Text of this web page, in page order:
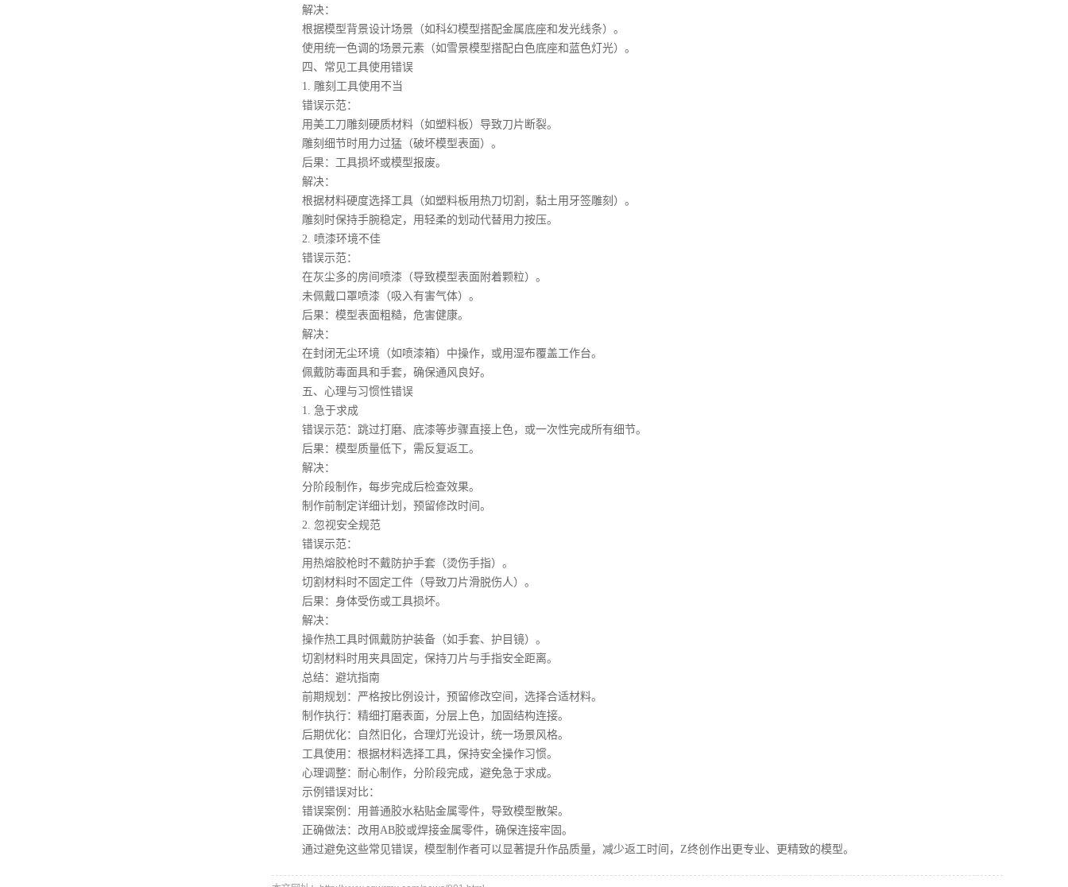
解决：
根据模型背景设计场景（如科幻模型搭配金属底座和发光线条）。
使用统一色调的场景元素（如雪景模型搭配白色底座和蓝色灯光）。
四、常见工具使用错误
1. 雕刻工具使用不当
错误示范：
用美工刀雕刻硬质材料（如塑料板）导致刀片断裂。
雕刻细节时用力过猛（破坏模型表面）。
后果：工具损坏或模型报废。
解决：
根据材料硬度选择工具（如塑料板用热刀切割，黏土用牙签雕刻）。
雕刻时保持手腕稳定，用轻柔的划动代替用力按压。
2. 喷漆环境不佳
错误示范：
在灰尘多的房间喷漆（导致模型表面附着颗粒）。
未佩戴口罩喷漆（吸入有害气体）。
后果：模型表面粗糙，危害健康。
解决：
在封闭无尘环境（如喷漆箱）中操作，或用湿布覆盖工作台。
佩戴防毒面具和手套，确保通风良好。
五、心理与习惯性错误
1. 急于求成
错误示范：跳过打磨、底漆等步骤直接上色，或一次性完成所有细节。
后果：模型质量低下，需反复返工。
解决：
分阶段制作，每步完成后检查效果。
制作前制定详细计划，预留修改时间。
2. 忽视安全规范
错误示范：
用热熔胶枪时不戴防护手套（烫伤手指）。
切割材料时不固定工件（导致刀片滑脱伤人）。
后果：身体受伤或工具损坏。
解决：
操作热工具时佩戴防护装备（如手套、护目镜）。
切割材料时用夹具固定，保持刀片与手指安全距离。
总结：避坑指南
前期规划：严格按比例设计，预留修改空间，选择合适材料。
制作执行：精细打磨表面，分层上色，加固结构连接。
后期优化：自然旧化，合理灯光设计，统一场景风格。
工具使用：根据材料选择工具，保持安全操作习惯。
心理调整：耐心制作，分阶段完成，避免急于求成。
示例错误对比：
错误案例：用普通胶水粘贴金属零件，导致模型散架。
正确做法：改用AB胶或焊接金属零件，确保连接牢固。
通过避免这些常见错误，模型制作者可以显著提升作品质量，减少返工时间，Z终创作出更专业、更精致的模型。